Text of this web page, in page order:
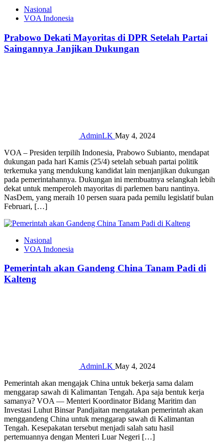
Nasional
VOA Indonesia
Prabowo Dekati Mayoritas di DPR Setelah Partai
Saingannya Janjikan Dukungan
AdminLK May 4, 2024
VOA – Presiden terpilih Indonesia, Prabowo Subianto, mendapat
dukungan pada hari Kamis (25/4) setelah sebuah partai politik
terkemuka yang mendukung kandidat lain menjanjikan dukungan
pada pemerintahannya. Dukungan ini membuatnya selangkah lebih
dekat untuk memperoleh mayoritas di parlemen baru nantinya.
NasDem, yang meraih 10 persen suara pada pemilu legislatif bulan
Februari, […]
Nasional
VOA Indonesia
Pemerintah akan Gandeng China Tanam Padi di
Kalteng
AdminLK May 4, 2024
Pemerintah akan mengajak China untuk bekerja sama dalam
menggarap sawah di Kalimantan Tengah. Apa saja bentuk kerja
samanya? VOA — Menteri Koordinator Bidang Maritim dan
Investasi Luhut Binsar Pandjaitan mengatakan pemerintah akan
menggandeng China untuk menggarap sawah di Kalimantan
Tengah. Kesepakatan tersebut menjadi salah satu hasil
pertemuannya dengan Menteri Luar Negeri […]